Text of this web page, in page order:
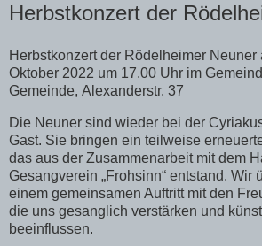
Herbstkonzert der
Herbstkonzert der Rödelheimer Neuner
Oktober 2022 um 17.00 Uhr im
Gemeinde, Alexanderstr. 37
Die Neuner sind wieder bei der
Gast. Sie bringen ein teilweise
das aus der Zusammenarbeit mit dem
Gesangverein „Frohsinn“ entstand. Wir
einem gemeinsamen Auftritt mit den
die uns gesanglich verstärken und
beeinflussen.